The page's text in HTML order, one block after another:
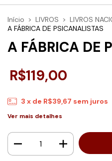
Início > LIVROS > LIVROS
A FÁBRICA DE PSICANALISTAS
A FÁBRICA DE
R$119,00
3 x de R$39,67 sem juros
Ver mais detalhes